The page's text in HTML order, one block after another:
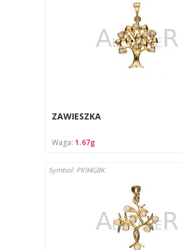
ZAWIESZKA
Waga: 1.67g
Symbol: PK94G8K